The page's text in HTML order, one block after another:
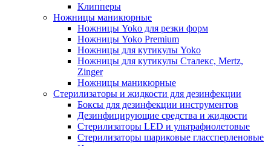
Клипперы
Ножницы маникюрные
Ножницы Yoko для резки форм
Ножницы Yoko Premium
Ножницы для кутикулы Yoko
Ножницы для кутикулы Сталекс, Mertz,
Zinger
Ножницы маникюрные
Стерилизаторы и жидкости для дезинфекции
Боксы для дезинфекции инструментов
Дезинфицирующие средства и жидкости
Стерилизаторы LED и ультрафиолетовые
Стерилизаторы шариковые глассперленовые